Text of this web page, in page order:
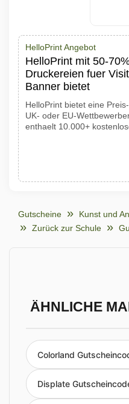
HelloPrint Angebot
HelloPrint mit 50-
Druckereien fuer
Banner bietet
HelloPrint bietet eine
UK- oder EU-
enthaelt 10.000+
Gutscheine Kunst und
Zurück zur Schule
ÄHNLICHE
Colorland
Displate